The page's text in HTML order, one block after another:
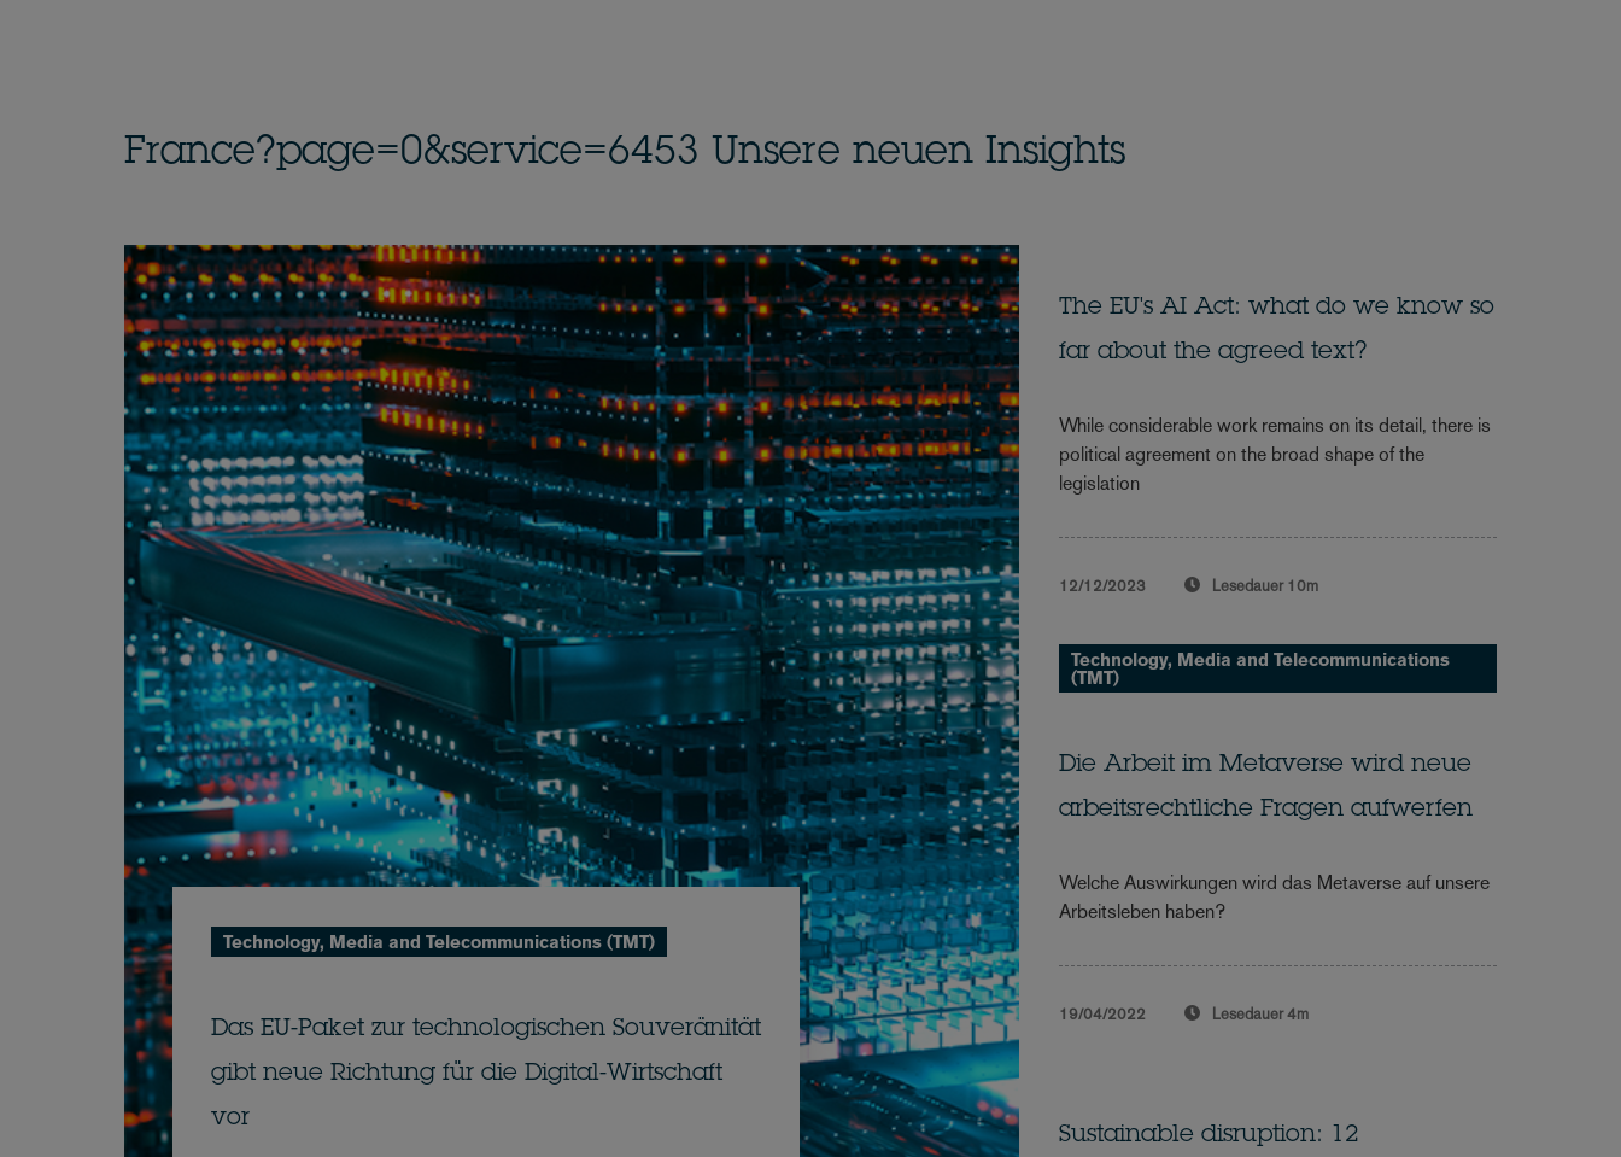
France?page=0&service=6453 Unsere neuen Insights
Technology, Media and Telecommunications (TMT)
Das EU-Paket zur technologischen Souveränität
gibt neue Richtung für die Digital-Wirtschaft
vor
The EU's AI Act: what do we know so
far about the agreed text?
While considerable work remains on its detail, there is
political agreement on the broad shape of the
legislation
12/12/2023 Lesedauer 10m
Technology, Media and Telecommunications
(TMT)
Die Arbeit im Metaverse wird neue
arbeitsrechtliche Fragen aufwerfen
Welche Auswirkungen wird das Metaverse auf unsere
Arbeitsleben haben?
19/04/2022 Lesedauer 4m
Sustainable disruption: 12